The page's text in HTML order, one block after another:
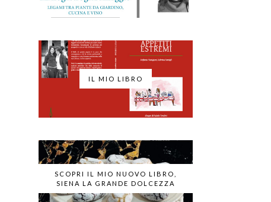
IL MIO LIBRO
SCOPRI IL MIO NUOVO LIBRO,
SIENA LA GRANDE DOLCEZZA